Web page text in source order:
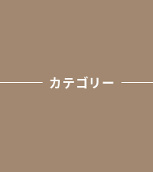
カテゴリー